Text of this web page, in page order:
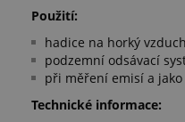
Použití:
hadice na horký vzduch
podzemní odsávací
při měření emisí a
Technické informace: